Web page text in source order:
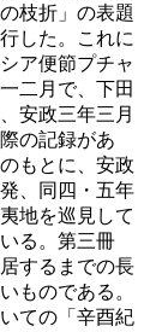
枝折」の表題
した。これに
ア便節プチャ
二月で、下田
安政三年三月
の記録があ
もとに、安政
、同四・五年
地を巡見して
る。第三冊
するまでの長
ものである。
ての「辛酉紀